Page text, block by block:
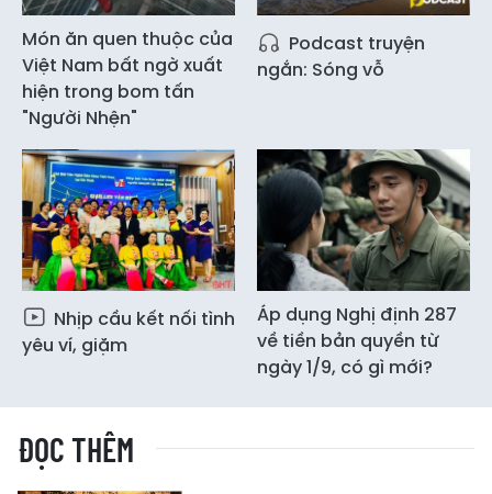
Món ăn quen thuộc của
Việt Nam bất ngờ xuất
hiện trong bom tấn
"Người Nhện"
Podcast truyện
ngắn: Sóng vỗ
Nhịp cầu kết nối tình
yêu ví, giặm
Áp dụng Nghị định 287
về tiền bản quyền từ
ngày 1/9, có gì mới?
ĐỌC THÊM